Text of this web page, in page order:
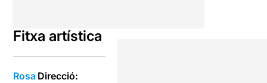
Fitxa artística
Rosa Direcció: